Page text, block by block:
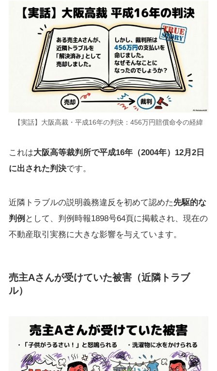
【実話】大阪高裁・平成16年の判決：456万円賠償命令の経緯
これは大阪高等裁判所で平成16年（2004年）12月2日
に出された判決です。
近隣トラブルの説明義務違反を初めて認めた先駆的な
判例 として、判例時報1898号64頁に掲載され、現在の
不動産取引実務に大きな影響を与えています。
売主Aさんが受けていた被害（近隣トラブ
ル）